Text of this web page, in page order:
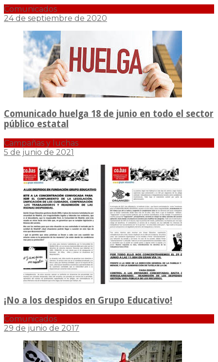
Comunicados
24 de septiembre de 2020
Comunicado huelga 18 de junio en todo el sector
público estatal
Campañas y luchas
5 de junio de 2021
¡No a los despidos en Grupo Educativo!
Comunicados
29 de junio de 2017